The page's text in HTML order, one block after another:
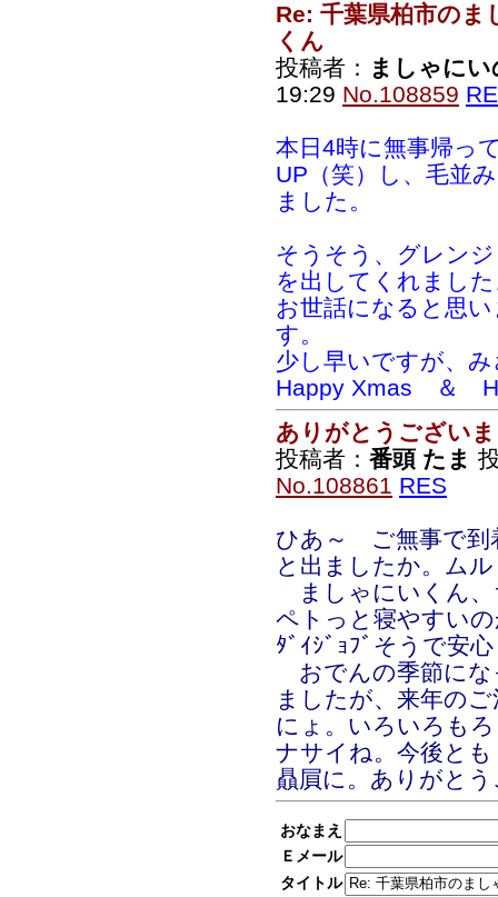
Re: 千葉県柏市の
くん
投稿者： ましゃにい
19:29 No.108859
本日4時に無事帰っ
UP（笑）し、毛並
ました。
そうそう、グレン
を出してくれまし
お世話になると思
す。
少し早いですが、
Happy Xmas ＆
ありがとうござい
投稿者： 番頭 たま
No.108861 RES
ひあ～ ご無事で
と出ましたか。ム
ましゃにいくん、
ペトっと寝やすい
ﾀﾞｲｼﾞｮﾌﾞそうで安
おでんの季節にな
ましたが、来年の
にょ。いろいろも
ナサイね。今後と
贔屓に。ありがと
おなまえ
Ｅメール
タイトル